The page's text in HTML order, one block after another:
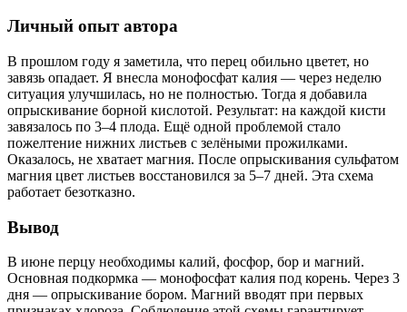
Личный опыт автора
В прошлом году я заметила, что перец обильно цветет, но
завязь опадает. Я внесла монофосфат калия — через неделю
ситуация улучшилась, но не полностью. Тогда я добавила
опрыскивание борной кислотой. Результат: на каждой кисти
завязалось по 3–4 плода. Ещё одной проблемой стало
пожелтение нижних листьев с зелёными прожилками.
Оказалось, не хватает магния. После опрыскивания сульфатом
магния цвет листьев восстановился за 5–7 дней. Эта схема
работает безотказно.
Вывод
В июне перцу необходимы калий, фосфор, бор и магний.
Основная подкормка — монофосфат калия под корень. Через 3
дня — опрыскивание бором. Магний вводят при первых